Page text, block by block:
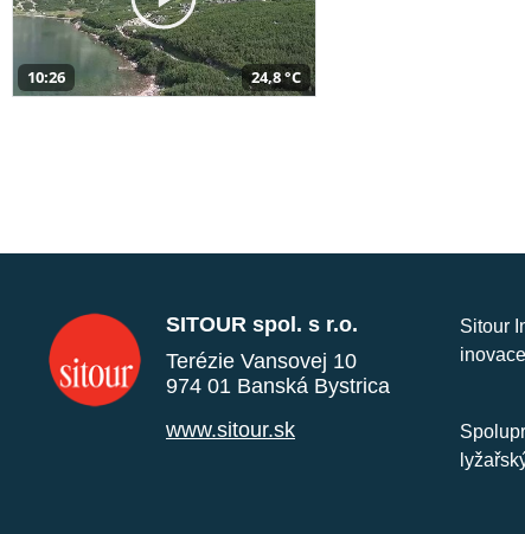
10:26 24,8 °C
SITOUR spol. s r.o.
Terézie Vansovej 10
974 01 Banská Bystrica
www.sitour.sk
Sitour